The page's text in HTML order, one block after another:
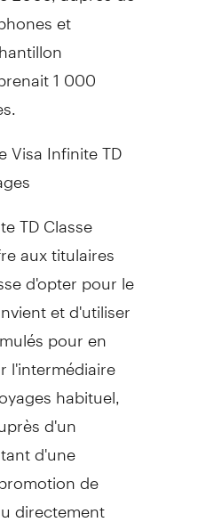
et
1 000
Visa Infinite TD
TD Classe
aux titulaires
d'opter pour le
et d'utiliser
pour en
l'intermédiaire
habituel,
d'un
d'une
de
directement